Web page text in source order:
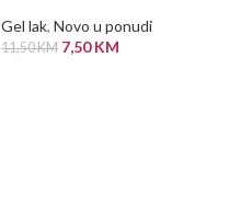
Gel lak, Novo u ponudi
11,50KM 7,50KM